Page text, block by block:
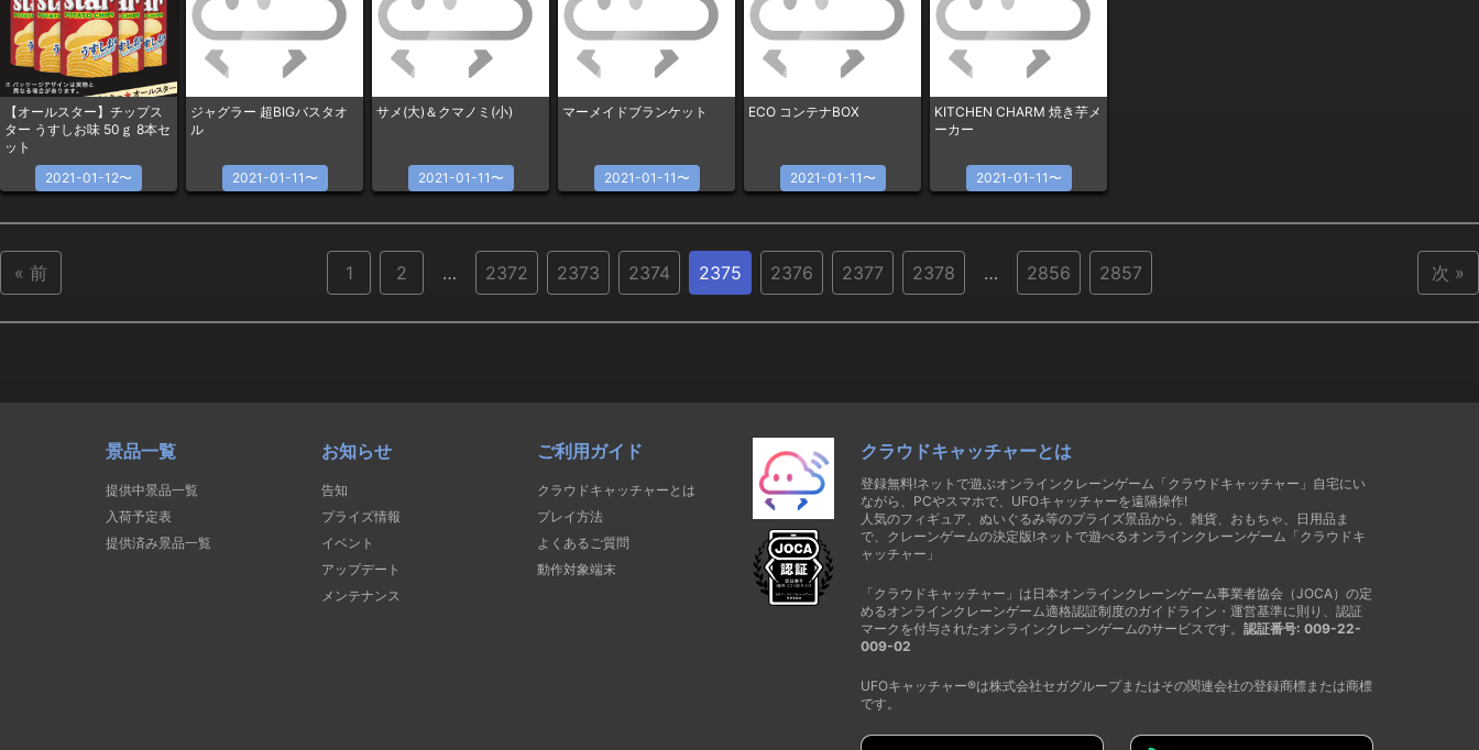
【オールスター】チップス
ター うすしお味 50ｇ 8本セ
ット
2021-01-12〜
ジャグラー 超BIGバスタオ
ル
2021-01-11〜
サメ(大)＆クマノミ(小)
2021-01-11〜
マーメイドブランケット
2021-01-11〜
ECO コンテナBOX
2021-01-11〜
KITCHEN CHARM 焼き芋メ
ーカー
2021-01-11〜
« 前 次 »
1 2 … 2372 2373 2374 2375 2376 2377 2378 … 2856 2857
景品一覧
提供中景品一覧
入荷予定表
提供済み景品一覧
お知らせ
告知
プライズ情報
イベント
アップデート
メンテナンス
ご利用ガイド
クラウドキャッチャーとは
プレイ方法
よくあるご質問
動作対象端末
クラウドキャッチャーとは
登録無料!ネットで遊ぶオンラインクレーンゲーム「クラウドキャッチャー」自宅にい
ながら、PCやスマホで、UFOキャッチャーを遠隔操作!
人気のフィギュア、ぬいぐるみ等のプライズ景品から、雑貨、おもちゃ、日用品ま
で、クレーンゲームの決定版!ネットで遊べるオンラインクレーンゲーム「クラウドキ
ャッチャー」
「クラウドキャッチャー」は日本オンラインクレーンゲーム事業者協会（JOCA）の定
めるオンラインクレーンゲーム適格認証制度のガイドライン・運営基準に則り、認証
マークを付与されたオンラインクレーンゲームのサービスです。 認証番号: 009-22-
009-02
UFOキャッチャー®は株式会社セガグループまたはその関連会社の登録商標または商標
です。